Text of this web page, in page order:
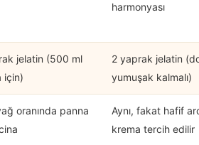
harmonyası
jelatin (500 ml
için)
2 yaprak jelatin
yumuşak kalmalı)
oranında panna
Aynı, fakat hafif
krema tercih edilir